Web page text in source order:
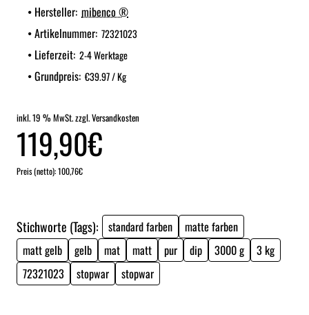
Hersteller: mibenco ®
Artikelnummer: 72321023
Lieferzeit: 2-4 Werktage
Grundpreis: €39.97 / Kg
inkl. 19 % MwSt. zzgl. Versandkosten
119,90€
Preis (netto): 100,76€
Stichworte (Tags): standard farben
matte farben
matt gelb
gelb mat matt pur dip 3000 g
3 kg
72321023
stopwar stopwar